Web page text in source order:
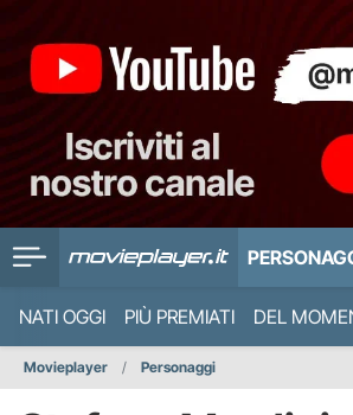
NATI OGGI PIÙ PREMIATI DEL
Movieplayer Personaggi